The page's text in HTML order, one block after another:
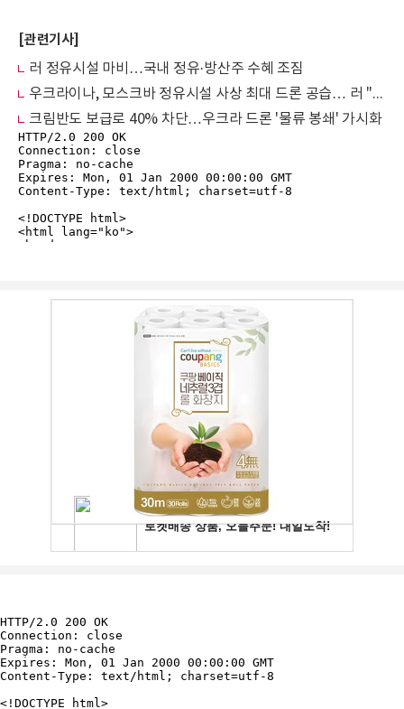
[관련기사]
러 정유시설 마비…국내 정유·방산주 수혜 조짐
우크라이나, 모스크바 정유시설 사상 최대 드론 공습… 러 "보복성 '그룹 타격' 강화“
크림반도 보급로 40% 차단…우크라 드론 '물류 봉쇄' 가시화